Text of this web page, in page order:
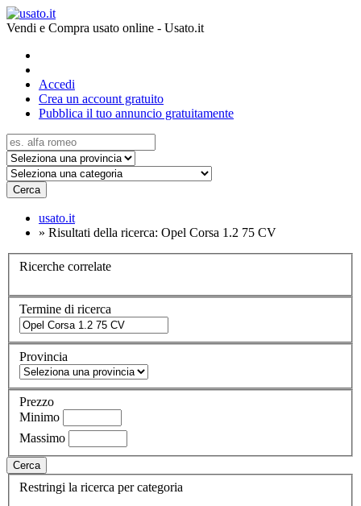
Vendi e Compra usato online - Usato.it
Accedi
Crea un account gratuito
Pubblica il tuo annuncio gratuitamente
Cerca
usato.it
» Risultati della ricerca: Opel Corsa 1.2 75 CV
Ricerche correlate
Termine di ricerca
Provincia
Prezzo
Minimo
Massimo
Cerca
Restringi la ricerca per categoria